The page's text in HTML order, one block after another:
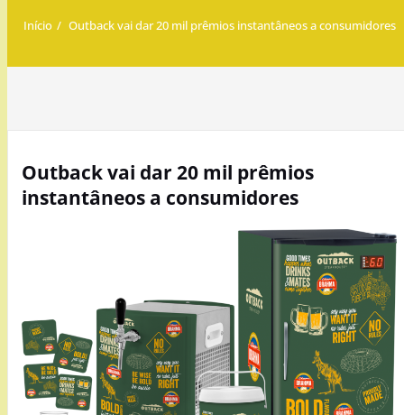
Início Outback vai dar 20 mil prêmios instantâneos a consumidores
Outback vai dar 20 mil prêmios
instantâneos a consumidores